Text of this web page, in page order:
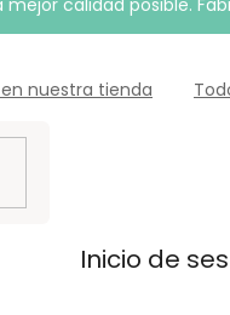
calidad posible.
nuestra tienda
Inicio de